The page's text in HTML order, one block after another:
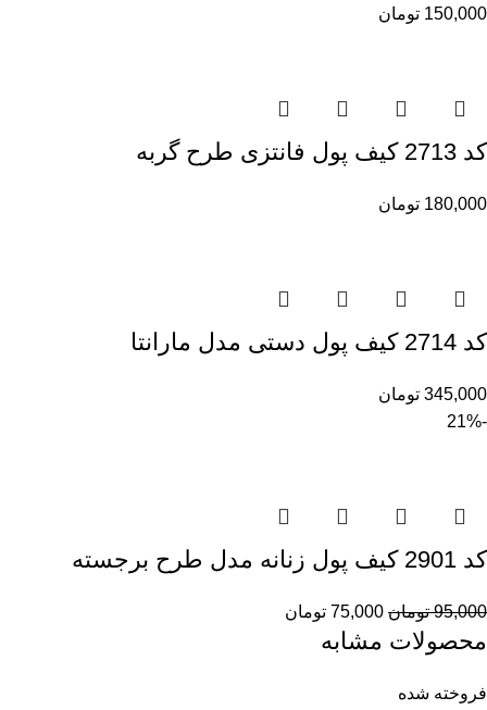
150,000 تومان
کد 2713 کیف پول فانتزی طرح گربه
180,000 تومان
کد 2714 کیف پول دستی مدل مارانتا
345,000 تومان
-21%
کد 2901 کیف پول زنانه مدل طرح برجسته
95,000 تومان 75,000 تومان
محصولات مشابه
فروخته شده